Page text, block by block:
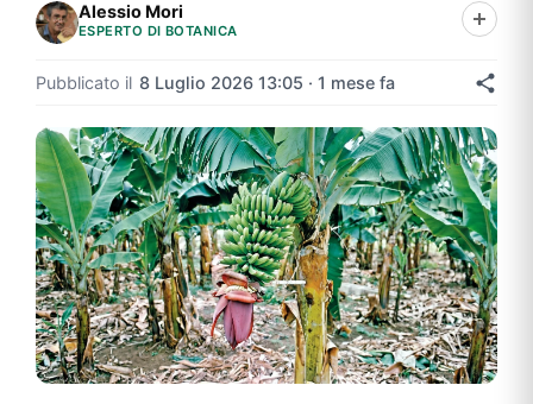
Alessio Mori
ESPERTO DI BOTANICA
Pubblicato il 8 Luglio 2026 13:05 · 1 mese fa